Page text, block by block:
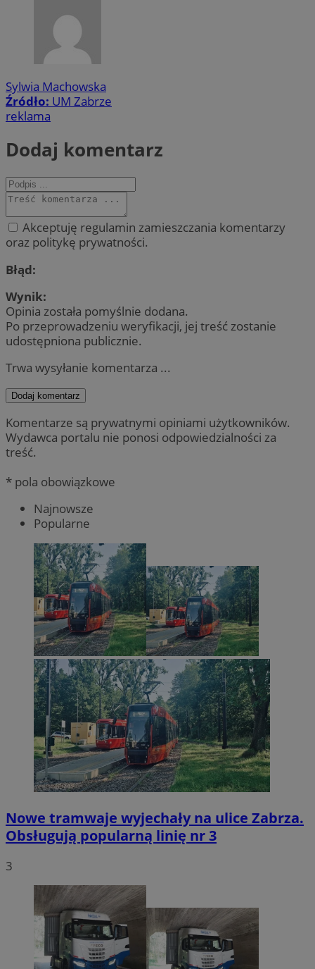
Sylwia Machowska
Źródło: UM Zabrze
reklama
Dodaj komentarz
Akceptuję regulamin zamieszczania komentarzy
oraz politykę prywatności.
Błąd:
Wynik:
Opinia została pomyślnie dodana.
Po przeprowadzeniu weryfikacji, jej treść zostanie
udostępniona publicznie.
Trwa wysyłanie komentarza ...
Dodaj komentarz
Komentarze są prywatnymi opiniami użytkowników.
Wydawca portalu nie ponosi odpowiedzialności za
treść.
* pola obowiązkowe
Najnowsze
Popularne
Nowe tramwaje wyjechały na ulice Zabrza.
Obsługują popularną linię nr 3
3